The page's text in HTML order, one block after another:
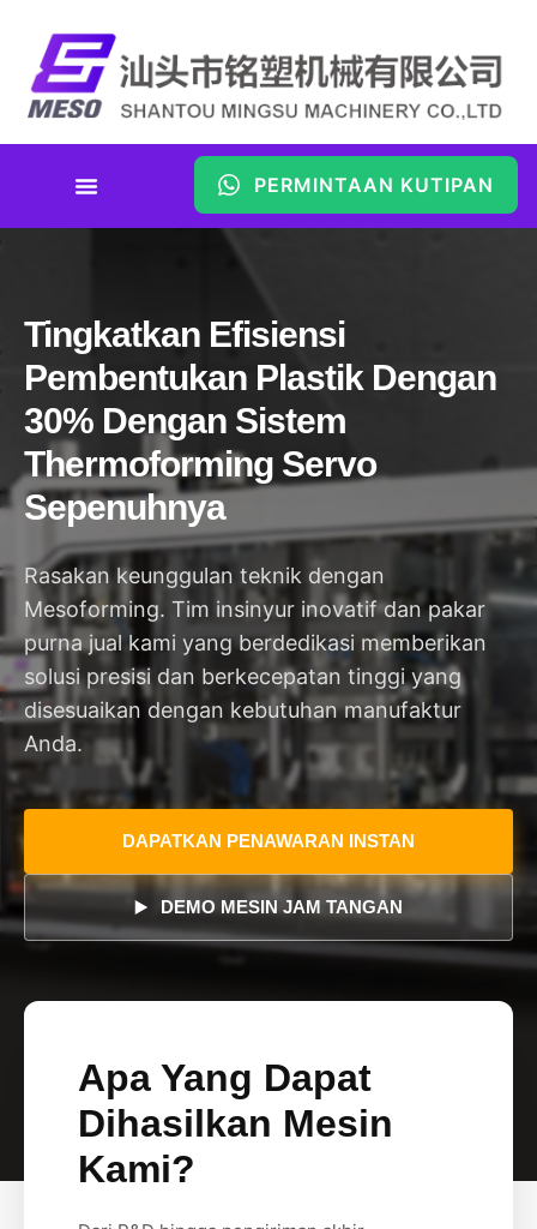
PERMINTAAN KUTIPAN
Tingkatkan Efisiensi
Pembentukan Plastik Dengan
30% Dengan Sistem
Thermoforming Servo
Sepenuhnya
Rasakan keunggulan teknik dengan
Mesoforming. Tim insinyur inovatif dan pakar
purna jual kami yang berdedikasi memberikan
solusi presisi dan berkecepatan tinggi yang
disesuaikan dengan kebutuhan manufaktur
Anda.
DAPATKAN PENAWARAN INSTAN
DEMO MESIN JAM TANGAN
Apa Yang Dapat
Dihasilkan Mesin
Kami?